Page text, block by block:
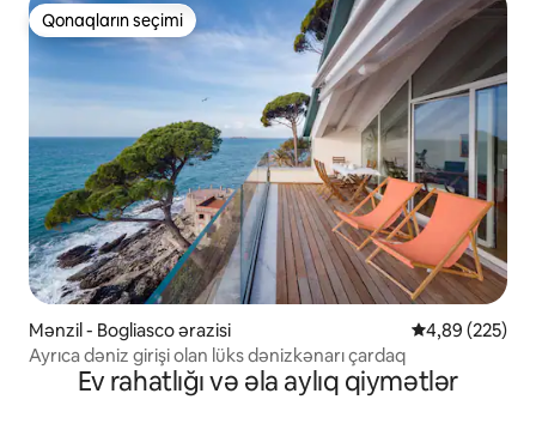
Qonaqların seçimi
Qonaqların seçimi
Mənzil - Bogliasco ərazisi Ortalama
4,89 (225)
Ayrıca dəniz girişi olan lüks dənizkənarı çardaq
Ev rahatlığı və əla aylıq qiymətlər